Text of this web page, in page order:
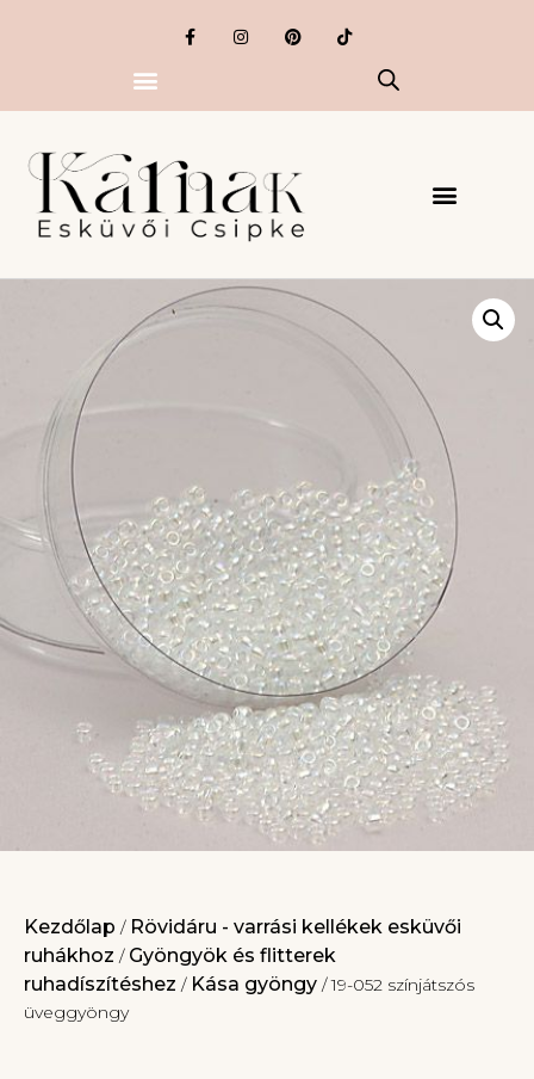
Kezdőlap / Rövidáru - varrási kellékek esküvői
ruhákhoz / Gyöngyök és flitterek
ruhadíszítéshez / Kása gyöngy / 19-052 színjátszós
üveggyöngy